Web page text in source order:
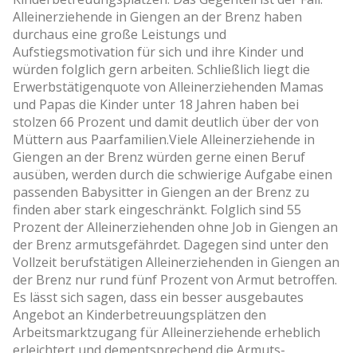
Alleinerziehende in Giengen an der Brenz haben
durchaus eine große Leistungs­ und
Aufstiegsmotivation für sich und ihre Kinder und
würden folglich gern arbeiten. Schließlich liegt die
Erwerbstätigenquote von Alleinerziehenden Mamas
und Papas die Kinder unter 18 Jahren haben bei
stolzen 66 Prozent und damit deutlich über der von
Müttern aus Paarfamilien.Viele Alleinerziehende in
Giengen an der Brenz würden gerne einen Beruf
ausüben, werden durch die schwierige Aufgabe einen
passenden Babysitter in Giengen an der Brenz zu
finden aber stark eingeschränkt. Folglich sind 55
Prozent der Alleinerziehenden ohne Job in Giengen an
der Brenz armutsgefährdet. Dagegen sind unter den
Vollzeit berufstätigen Alleinerziehenden in Giengen an
der Brenz nur rund fünf Prozent von Armut betroffen.
Es lässt sich sagen, dass ein besser ausgebautes
Angebot an Kinderbetreuungsplätzen den
Arbeitsmarktzugang für Alleinerziehende erheblich